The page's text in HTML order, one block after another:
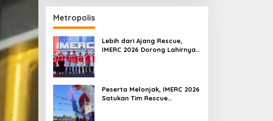
Metropolis
Lebih dari Ajang Rescue,
IMERC 2026 Dorong Lahirnya
Peserta Melonjak, IMERC 2026
Satukan Tim Rescue